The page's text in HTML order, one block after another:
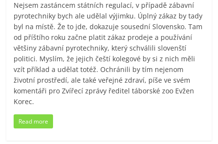
Nejsem zastáncem státních regulací, v případě zábavní
pyrotechniky bych ale udělal výjimku. Úplný zákaz by tady
byl na místě. Že to jde, dokazuje sousední Slovensko. Tam
od příštího roku začne platit zákaz prodeje a používání
většiny zábavní pyrotechniky, který schválili slovenští
politici. Myslím, že jejich čeští kolegové by si z nich měli
vzít příklad a udělat totéž. Ochránili by tím nejenom
životní prostředí, ale také veřejné zdraví, píše ve svém
komentáři pro Zvířecí zprávy ředitel táborské zoo Evžen
Korec.
Read more